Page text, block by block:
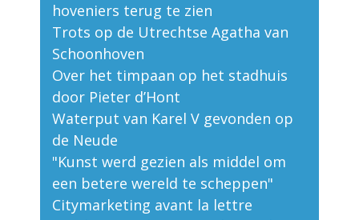
hoveniers terug te zien
Trots op de Utrechtse Agatha van
Schoonhoven
Over het timpaan op het stadhuis
door Pieter d’Hont
Waterput van Karel V gevonden op
de Neude
"Kunst werd gezien als middel om
een betere wereld te scheppen"
Citymarketing avant la lettre